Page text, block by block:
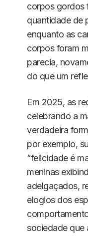
corpos gordos
quantidade de
enquanto as
corpos foram
parecia,
do que um
Em 2025, as
celebrando a
verdadeira
por exemplo,
“felicidade é
meninas
adelgaçados,
elogios dos
sociedade que